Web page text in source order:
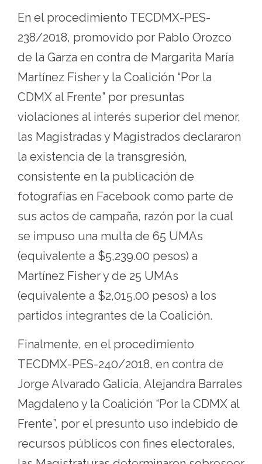
En el procedimiento TECDMX-PES-
238/2018, promovido por Pablo Orozco
de la Garza en contra de Margarita María
Martínez Fisher y la Coalición “Por la
CDMX al Frente” por presuntas
violaciones al interés superior del menor,
las Magistradas y Magistrados declararon
la existencia de la transgresión,
consistente en la publicación de
fotografías en Facebook como parte de
sus actos de campaña, razón por la cual
se impuso una multa de 65 UMAs
(equivalente a $5,239.00 pesos) a
Martínez Fisher y de 25 UMAs
(equivalente a $2,015.00 pesos) a los
partidos integrantes de la Coalición.
Finalmente, en el procedimiento
TECDMX-PES-240/2018, en contra de
Jorge Alvarado Galicia, Alejandra Barrales
Magdaleno y la Coalición “Por la CDMX al
Frente”, por el presunto uso indebido de
recursos públicos con fines electorales,